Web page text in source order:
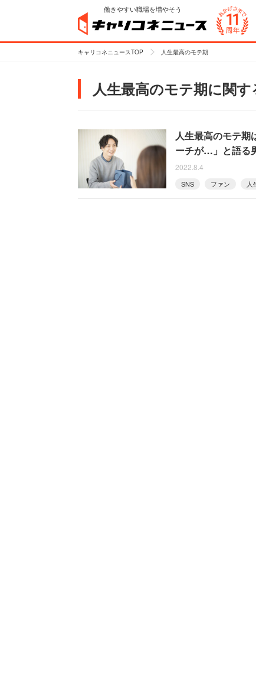
働きやすい職場を増やそう
キャリコネニュースTOP 人生最高のモテ期
人生最高のモテ期に関
人生最高のモテ期
ーチが…」と語る
2022.8.4
SNS ファン